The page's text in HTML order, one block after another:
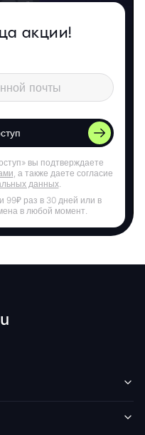
акции!
вы подтверждаете
, а также даете согласие
данных.
раз в 30 дней или в
в любой момент.